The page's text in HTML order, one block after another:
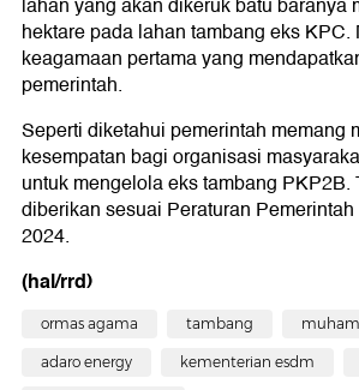
lahan yang akan dikeruk batu baranya
hektare pada lahan tambang eks
keagamaan pertama yang
pemerintah.
Seperti diketahui pemerintah memang
kesempatan bagi organisasi
untuk mengelola eks tambang PKP2B.
diberikan sesuai Peraturan
2024.
(hal/rrd)
ormas agama tambang
adaro energy kementerian esdm